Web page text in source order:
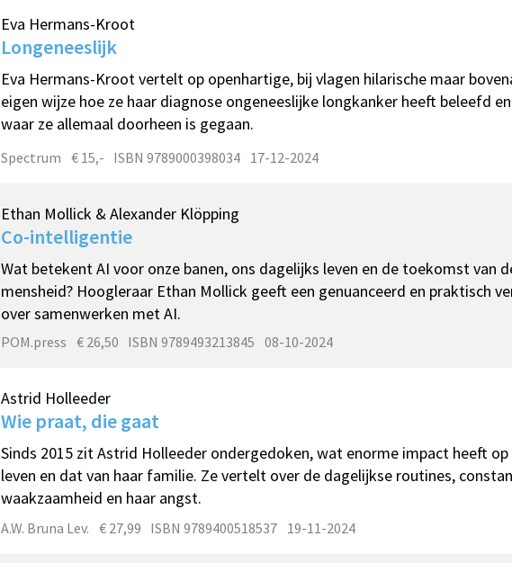
Eva Hermans-Kroot
Longeneeslijk
Eva Hermans-Kroot vertelt op openhartige, bij vlagen hilarische maar
eigen wijze hoe ze haar diagnose ongeneeslijke longkanker heeft beleefd en
waar ze allemaal doorheen is gegaan.
Spectrum € 15,- ISBN 9789000398034 17-12-2024
Ethan Mollick & Alexander Klöpping
Co-intelligentie
Wat betekent AI voor onze banen, ons dagelijks leven en de toekomst van
mensheid? Hoogleraar Ethan Mollick geeft een genuanceerd en praktisch
over samenwerken met AI.
POM.press € 26,50 ISBN 9789493213845 08-10-2024
Astrid Holleeder
Wie praat, die gaat
Sinds 2015 zit Astrid Holleeder ondergedoken, wat enorme impact heeft op
leven en dat van haar familie. Ze vertelt over de dagelijkse routines,
waakzaamheid en haar angst.
A.W. Bruna Lev. € 27,99 ISBN 9789400518537 19-11-2024